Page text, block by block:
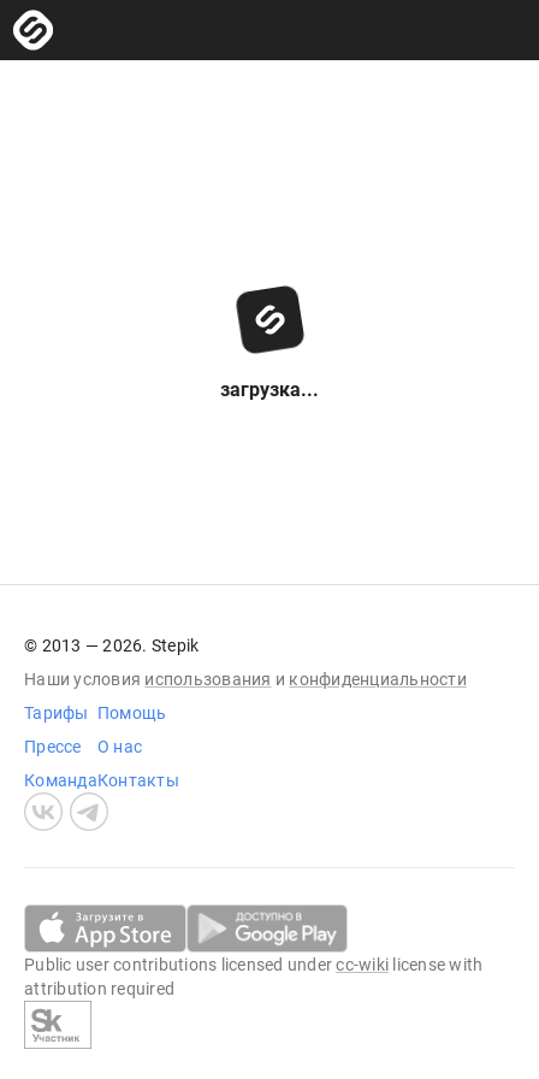
загрузка...
© 2013 — 2026. Stepik
Наши условия использования и конфиденциальности
Тарифы
Прессе
Команда
Помощь
О нас
Контакты
Public user contributions licensed undercc-wiki license with
attribution required